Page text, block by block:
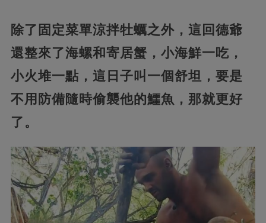
除了固定菜單涼拌牡蠣之外，這回德爺
還整來了海螺和寄居蟹，小海鮮一吃，
小火堆一點，這日子叫一個舒坦，要是
不用防備隨時偷襲他的鱷魚，那就更好
了。